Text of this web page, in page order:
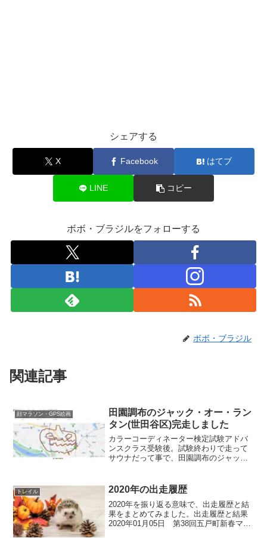
シェアする
X Facebook はてブ
LINE コピー
ボボ・ブラジルをフォローする
ボボ・ブラジル
関連記事
顔マラソン・GPS絵画
田園調布のジャック・オー・ラン
タン(世田谷区)完走しました
カラーコーディネーター検定試験アドバ
ンスクラス受験後。試験終わりで走って
サウナだって事で、田園調布のジャッ
駅近くだったので、久が原駅のコインロ
ッカーに荷物を預け、2駅走...
トレイル 2020年の出走履歴
2020年を振り返る意味で、出走履歴と結
果をまとめてみました。出走履歴と結果
2020年01月05日 第38回五戸町新春マラ